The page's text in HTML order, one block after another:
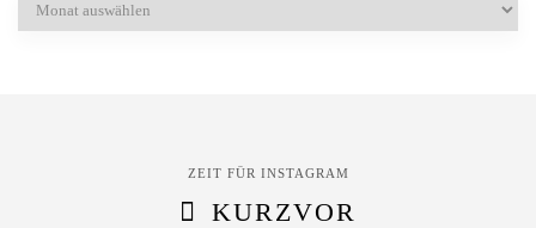
ZEIT FÜR INSTAGRAM
KURZVOR